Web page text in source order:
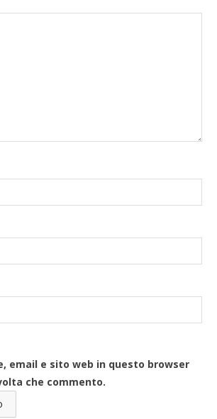
email e sito web in questo browser
che commento.